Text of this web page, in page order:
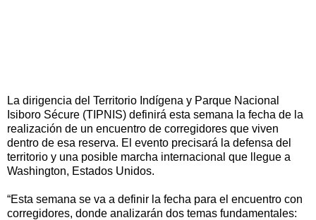
La dirigencia del Territorio Indígena y Parque Nacional
Isiboro Sécure (TIPNIS) definirá esta semana la fecha de la
realización de un encuentro de corregidores que viven
dentro de esa reserva. El evento precisará la defensa del
territorio y una posible marcha internacional que llegue a
Washington, Estados Unidos.
“Esta semana se va a definir la fecha para el encuentro con
corregidores, donde analizarán dos temas fundamentales: